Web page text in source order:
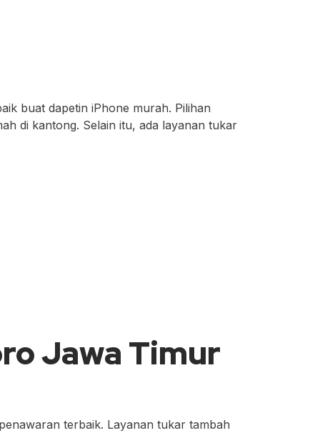
buat dapetin iPhone murah. Pilihan
di kantong. Selain itu, ada layanan tukar
Jawa Timur
terbaik. Layanan tukar tambah